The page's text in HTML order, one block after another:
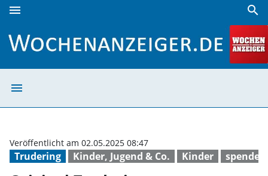
menu search
menu
Trudering Kinder, Jugend & Co. Kinder spende
Veröffentlicht am 02.05.2025 08:47